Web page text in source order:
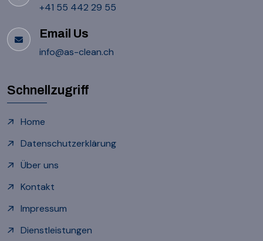
+41 55 442 29 55
Email Us
info@as-clean.ch
Schnellzugriff
Home
Datenschutzerklärung
Über uns
Kontakt
Impressum
Dienstleistungen